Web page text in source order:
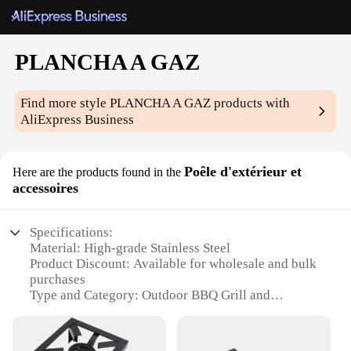
PLANCHA A GAZ
Find more stylePLANCHA A GAZ products with
AliExpress Business
Here are the products found in the Poêle d'extérieur et
accessoires
Specifications:
Material: High-grade Stainless Steel
Product Discount: Available for wholesale and bulk
purchases
Type and Category: Outdoor BBQ Grill and
Design and Style: Sleek, modern design with
ergonomic handles